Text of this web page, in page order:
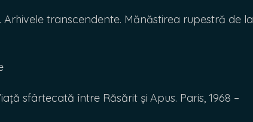
Arhivele transcendente. Mănăstirea rupestră de la
sfârtecată între Răsărit și Apus. Paris, 1968 –